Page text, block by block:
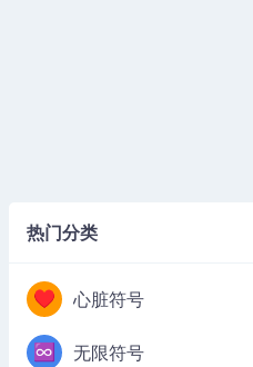
热门分类
♥ 心脏符号
♾️ 无限符号